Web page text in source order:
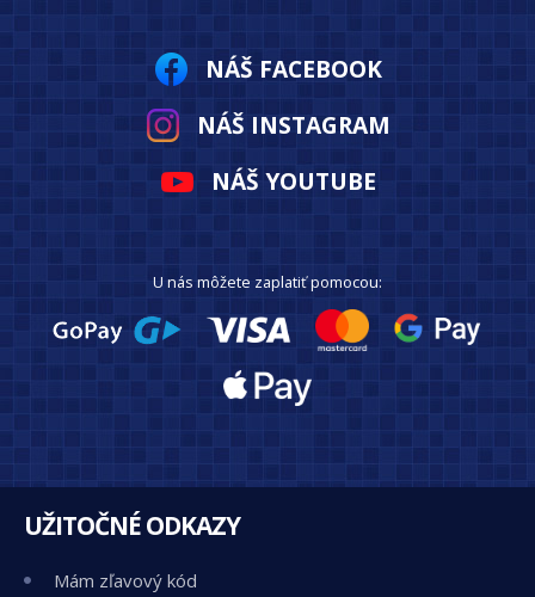
NÁŠ FACEBOOK
NÁŠ INSTAGRAM
NÁŠ YOUTUBE
U nás môžete zaplatiť pomocou:
UŽITOČNÉ ODKAZY
Mám zľavový kód